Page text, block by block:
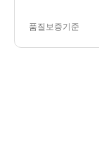
품질보증기준